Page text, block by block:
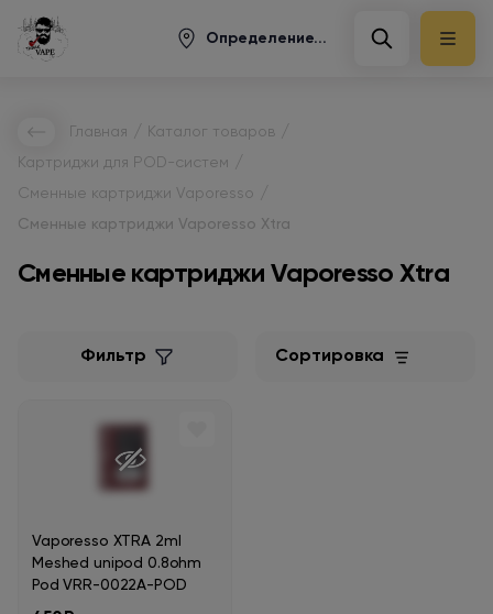
Определение...
Главная Каталог товаров
Картриджи для POD-систем
Сменные картриджи Vaporesso
Сменные картриджи Vaporesso Xtra
Сменные картриджи Vaporesso Xtra
Фильтр Сортировка
Vaporesso XTRA 2ml
Meshed unipod 0.8ohm
Pod VRR-0022A-POD